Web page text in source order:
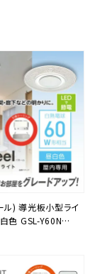
) 導光板小型ライ
色 GSL-Y60N